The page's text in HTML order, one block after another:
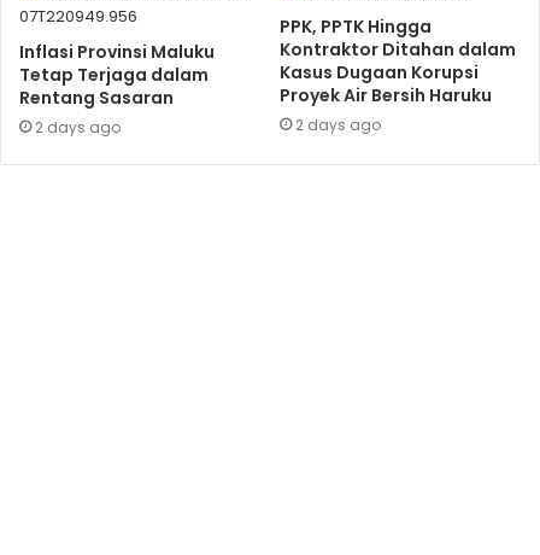
Inflasi Provinsi Maluku
Tetap Terjaga dalam
Rentang Sasaran
2 days ago
PPK, PPTK Hingga
Kontraktor Ditahan dalam
Kasus Dugaan Korupsi
Proyek Air Bersih Haruku
2 days ago